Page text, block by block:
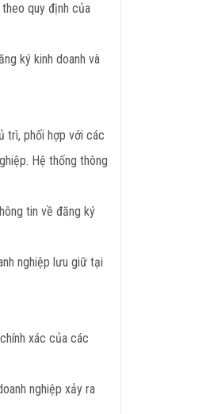
quy định của
ký kinh doanh và
trì, phối hợp với các
Hệ thống thông
tin về đăng ký
nghiệp lưu giữ tại
xác của các
nghiệp xảy ra